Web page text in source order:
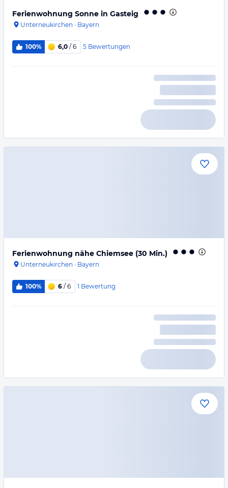
Ferienwohnung Sonne in Gasteig
Unterneukirchen · Bayern
100% 6,0 / 6 5 Bewertungen
Ferienwohnung nähe Chiemsee (30 Min.)
Unterneukirchen · Bayern
100% 6 / 6 1 Bewertung